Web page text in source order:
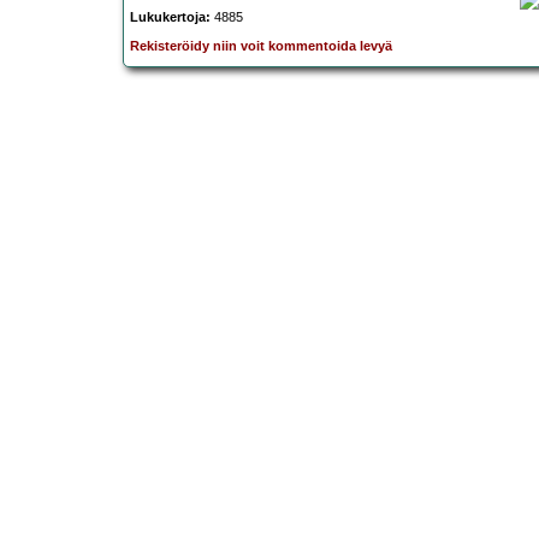
Lukukertoja: 4885
Rekisteröidy niin voit kommentoida levyä